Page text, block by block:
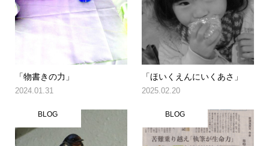
「物書きの力」
2024.01.31
「ほいくえんにいくあさ」
2025.02.20
BLOG BLOG